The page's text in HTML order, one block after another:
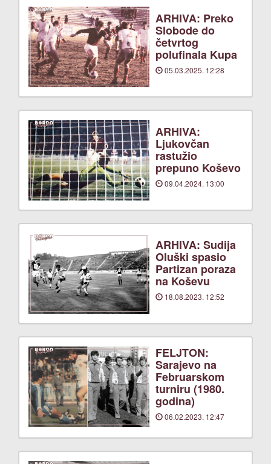
ARHIVA: Preko
Slobode do
četvrtog
polufinala Kupa
05.03.2025. 12:28
ARHIVA:
Ljukovčan
rastužio
prepuno Koševo
09.04.2024. 13:00
ARHIVA: Sudija
Oluški spasio
Partizan poraza
na Koševu
18.08.2023. 12:52
FELJTON:
Sarajevo na
Februarskom
turniru (1980.
godina)
06.02.2023. 12:47